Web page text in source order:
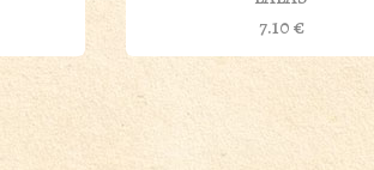
7.10€